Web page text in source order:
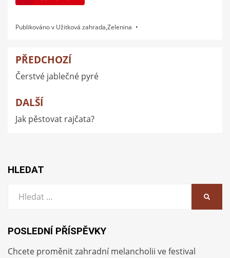
Publikováno v Užitková zahrada,Zelenina
Navigace
pro
příspěvek
PŘEDCHOZÍ
Čerstvé jablečné pyré
DALŠÍ
Jak pěstovat rajčata?
HLEDAT
POSLEDNÍ PŘÍSPĚVKY
Chcete proměnit zahradní melancholii ve festival